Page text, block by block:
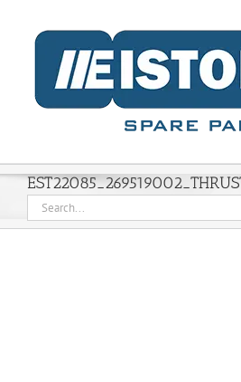
content
Search
for: